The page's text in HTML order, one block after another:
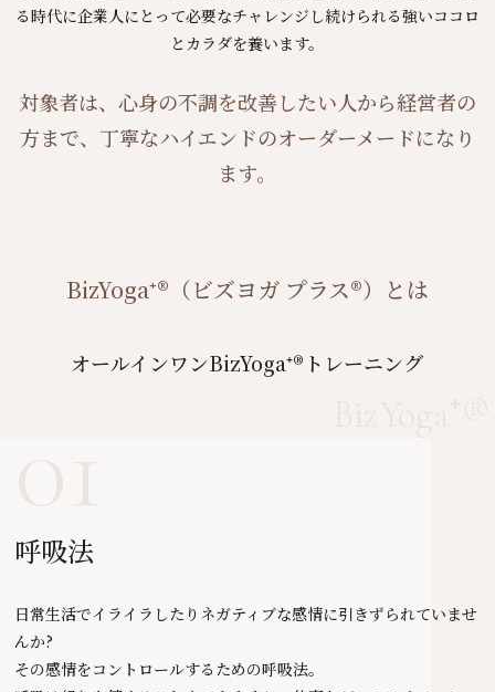
る時代に企業人にとって必要なチャレンジし続けられる強いココロ
とカラダを養います。
対象者は、心身の不調を改善したい人から経営者の
方まで、丁寧なハイエンドのオーダーメードになり
ます。
BizYoga⁺®（ビズヨガ プラス®）とは
オールインワンBizYoga⁺®トレーニング
呼吸法
日常生活でイライラしたりネガティブな感情に引きずられていませ
んか?
その感情をコントロールするための呼吸法。